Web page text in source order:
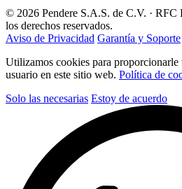
© 2026 Pendere S.A.S. de C.V. ·
los derechos reservados.
Aviso de Privacidad Garantía y Soporte
Utilizamos cookies para proporcionarle
usuario en este sitio web. Política de
Solo las necesarias Estoy de acuerdo